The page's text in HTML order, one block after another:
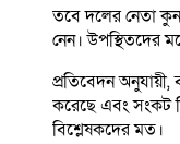
তবে দলের নেতা
নেন। উপস্থিতদের
প্রতিবেদন অনুযায়ী,
করেছে এবং সংকট
বিশ্লেষকদের মত।